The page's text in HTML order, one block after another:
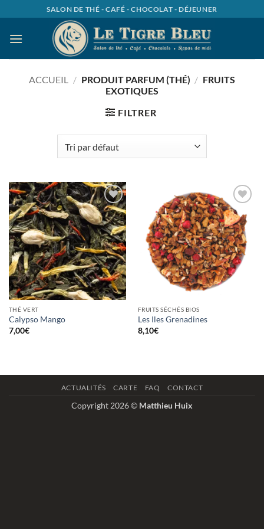
au
contenu
SALON DE THÉ - CAFÉ - CHOCOLAT - DÉJEUNER
ACCUEIL / PRODUIT PARFUM (THÉ) / FRUITS
EXOTIQUES
FILTRER
Ajouter
à la
wishlist
THÉ VERT
Calypso Mango
7,00€
Ajouter
à la
wishlist
FRUITS SÉCHÉS BIOS
Les Iles Grenadines
8,10€
ACTUALITÉS CARTE FAQ CONTACT
Copyright 2026 © Matthieu Huix